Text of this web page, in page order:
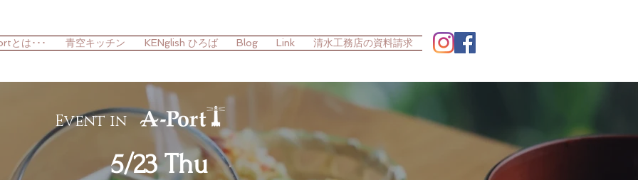
とは･･･ 青空キッチン KENglish ひろば Blog Link 清水工務店の資料請求
Event in
5/23 Thu